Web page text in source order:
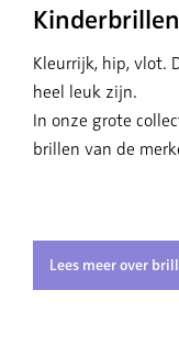
Kinderbrillen
Kleurrijk, hip, vlot.
heel leuk zijn.
In onze grote
brillen van de
Lees meer over